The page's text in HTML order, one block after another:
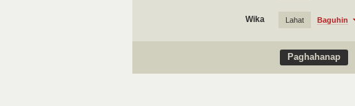
Wika Lahat Baguhin